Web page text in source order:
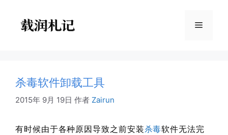
菜
杀毒软件卸载工具
2015年 9月 19日 作者 Zairun
有时候由于各种原因导致之前安装杀毒软件无法完